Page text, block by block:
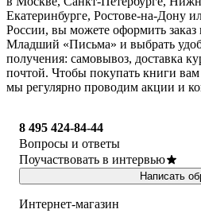
Екатеринбурге, Ростове-на-Дону
России, вы можете оформить
Младший «Письма» и выбрать
получения: самовывоз, доставка
почтой. Чтобы покупать книги
мы регулярно проводим акции и
8 495 424-84-44
Вопросы и ответы
Поучаствовать в интервью
Написать
Интернет-магазин